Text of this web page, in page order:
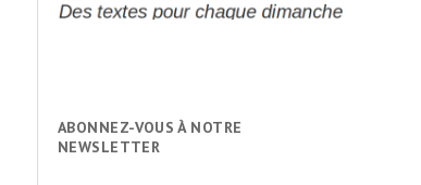
ABONNEZ-VOUS À NOTRE
NEWSLETTER